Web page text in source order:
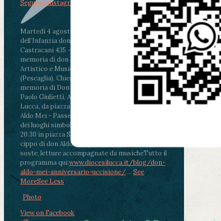
Martedì 4 agosto2026
ore 11:30 - Lucca, Scuola
dell’Infanzia don Aldo Mei - Viale Castruccio
Castracani 435 - Inaugurazione murales in
memoria di don Aldo Mei curato dal Liceo
Artistico e Musicale “Passaglia”
ore 18 - Fiano
(Pescaglia), Chiesa parrocchiale - Messa in
memoria di Don Aldo Mei celebrata da mons.
Paolo Giulietti, Arcivescovo di Lucca
ore 20.30 -
Lucca, da piazza San Michele al Cippo di don
Aldo Mei - Passeggiata della Memoria in alcuni
dei luoghi simbolo della città. Ritrovo alle ore
20.30 in piazza San Michele con conclusione al
cippo di don Aldo Mei (Porta Elisa). Durante le
soste, letture accompagnate da musicheTutto il
programma qui:www.diocesilucca.it/blog/don-
aldo-mei-anniversario-uccisione/ ... See
MoreSee Less
Photo
View on Facebook
Segui su Instagram